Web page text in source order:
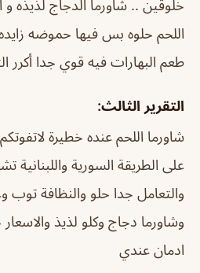
خلوقين .. شاورما الدجاج لذيذه و
اللحم حلوه بس فيها حموضه
طعم البهارات فيه قوي جدا أكرر
التقرير الثالث:
شاورما اللحم عنده خطيرة
على الطريقة السورية واللبنانية
والتعامل جدا حلو والنظافة توب
وشاورما دجاج وكلو لذيذ
ادمان عندي